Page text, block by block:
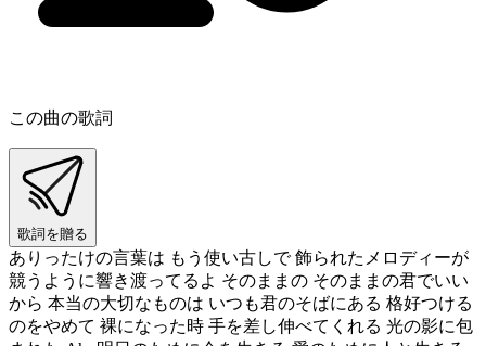
この曲の歌詞
歌詞を贈る
ありったけの言葉は もう使い古しで 飾られたメロディーが
競うように響き渡ってるよ そのままの そのままの君でいい
から 本当の大切なものは いつも君のそばにある 格好つける
のをやめて 裸になった時 手を差し伸べてくれる 光の影に包